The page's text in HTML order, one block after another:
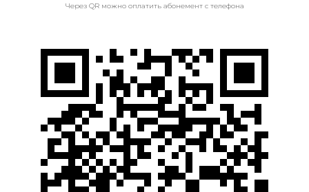
Через QR можно оплатить абонемент с телефона